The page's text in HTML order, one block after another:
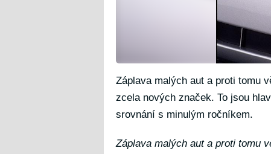
Záplava malých aut a proti tomu
zcela nových značek. To jsou
srovnání s minulým ročníkem.
Záplava malých aut a proti tomu